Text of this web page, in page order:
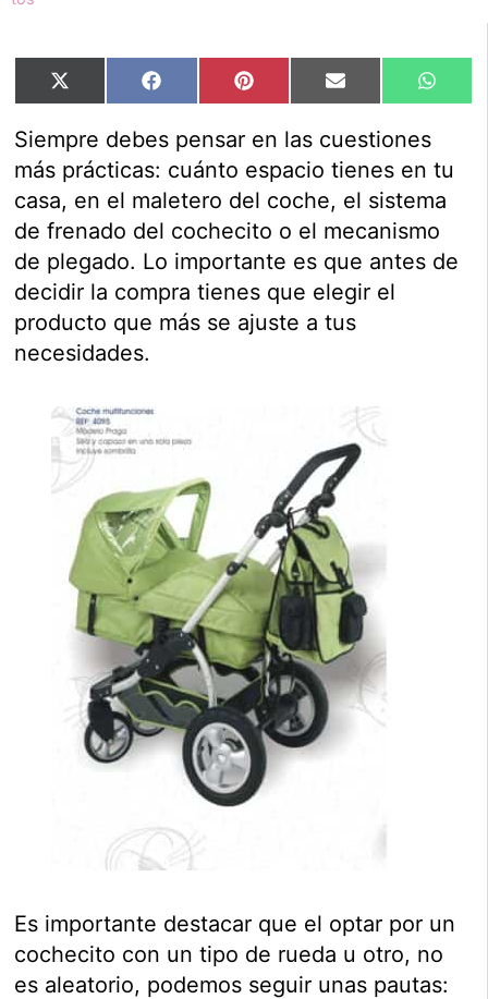
Compartir
en
X
(Twitter)
Compartir
en
Facebook Compartir
en
Pinterest Compartir
en
Email
en
Siempre debes pensar en las cuestiones
más prácticas: cuánto espacio tienes en tu
casa, en el maletero del coche, el sistema
de frenado del cochecito o el mecanismo
de plegado. Lo importante es que antes de
decidir la compra tienes que elegir el
producto que más se ajuste a tus
necesidades.
Es importante destacar que el optar por un
cochecito con un tipo de rueda u otro, no
es aleatorio, podemos seguir unas pautas: